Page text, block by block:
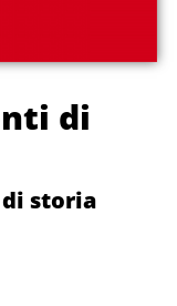
di
di storia